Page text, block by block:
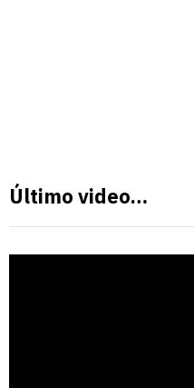
Último video…